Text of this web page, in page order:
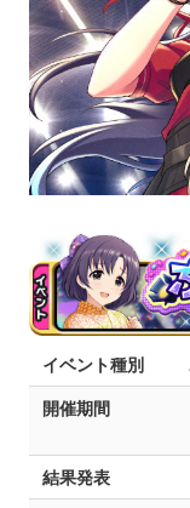
イベント種別
開催期間
結果発表